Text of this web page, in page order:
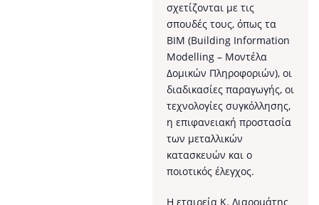
σχετίζονται με τις
σπουδές τους, όπως τα
ΒΙΜ (Building Information
Modelling – Μοντέλα
Δομικών Πληροφοριών), οι
διαδικασίες παραγωγής, οι
τεχνολογίες συγκόλλησης,
η επιφανειακή προστασία
των μεταλλικών
κατασκευών και ο
ποιοτικός έλεγχος.
Η εταιρεία Κ. Λιαρομάτης